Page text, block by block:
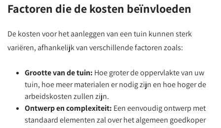
Factoren die de kosten beïnvloeden
De kosten voor het aanleggen van een tuin kunnen sterk
variëren, afhankelijk van verschillende factoren zoals:
Grootte van de tuin: Hoe groter de oppervlakte van uw
tuin, hoe meer materialen er nodig zijn en hoe hoger de
arbeidskosten zullen zijn.
Ontwerp en complexiteit: Een eenvoudig ontwerp met
standaard elementen zal over het algemeen goedkoper